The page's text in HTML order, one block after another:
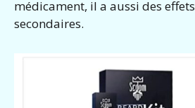
médicament, il a aussi des effets
secondaires.